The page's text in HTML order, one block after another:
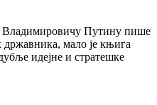
Владимировичу Путину пише
мало је књига
идејне и стратешке